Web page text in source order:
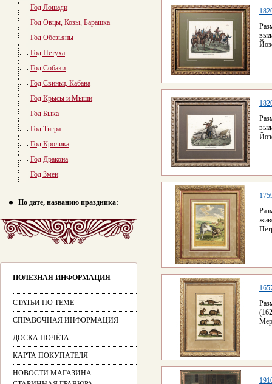
Год Лошади
Год Овцы, Козы, Барашка
Год Обезьяны
Год Петуха
Год Собаки
Год Свиньи, Кабана
Год Крысы и Мыши
Год Быка
Год Тигра
Год Кролика
Год Дракона
Год Змеи
По дате, названию праздника:
ПОЛЕЗНАЯ ИНФОРМАЦИЯ
СТАТЬИ ПО ТЕМЕ
СПРАВОЧНАЯ ИНФОРМАЦИЯ
ДОСКА ПОЧЁТА
КАРТА ПОКУПАТЕЛЯ
НОВОСТИ МАГАЗИНА